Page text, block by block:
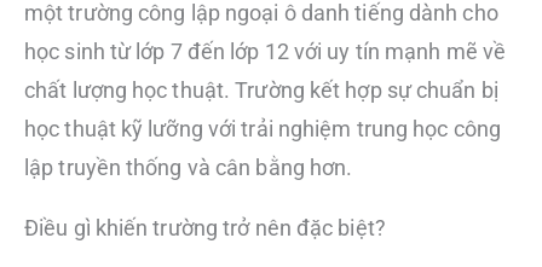
một trường công lập ngoại ô danh tiếng dành cho
học sinh từ lớp 7 đến lớp 12 với uy tín mạnh mẽ về
chất lượng học thuật. Trường kết hợp sự chuẩn bị
học thuật kỹ lưỡng với trải nghiệm trung học công
lập truyền thống và cân bằng hơn.
Điều gì khiến trường trở nên đặc biệt?